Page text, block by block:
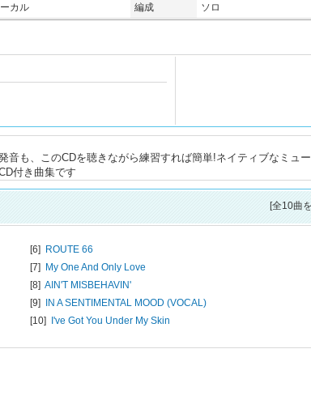
カル 編成 ソロ
音も、このCDを聴きながら練習すれば簡単!ネイティブなミュ
付き曲集です
[全10曲
[6] ROUTE 66
[7] My One And Only Love
[8] AIN'T MISBEHAVIN'
[9] IN A SENTIMENTAL MOOD (VOCAL)
[10] I've Got You Under My Skin